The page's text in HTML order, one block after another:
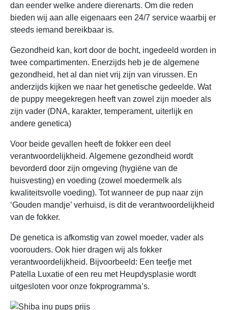
dan eender welke andere dierenarts. Om die reden
bieden wij aan alle eigenaars een 24/7 service waarbij er
steeds iemand bereikbaar is.
Gezondheid kan, kort door de bocht, ingedeeld worden in
twee compartimenten. Enerzijds heb je de algemene
gezondheid, het al dan niet vrij zijn van virussen. En
anderzijds kijken we naar het genetische gedeelde. Wat
de puppy meegekregen heeft van zowel zijn moeder als
zijn vader (DNA, karakter, temperament, uiterlijk en
andere genetica)
Voor beide gevallen heeft de fokker een deel
verantwoordelijkheid. Algemene gezondheid wordt
bevorderd door zijn omgeving (hygiëne van de
huisvesting) en voeding (zowel moedermelk als
kwaliteitsvolle voeding). Tot wanneer de pup naar zijn
‘Gouden mandje’ verhuisd, is dit de verantwoordelijkheid
van de fokker.
De genetica is afkomstig van zowel moeder, vader als
voorouders. Ook hier dragen wij als fokker
verantwoordelijkheid. Bijvoorbeeld: Een teefje met
Patella Luxatie of een reu met Heupdysplasie wordt
uitgesloten voor onze fokprogramma’s.